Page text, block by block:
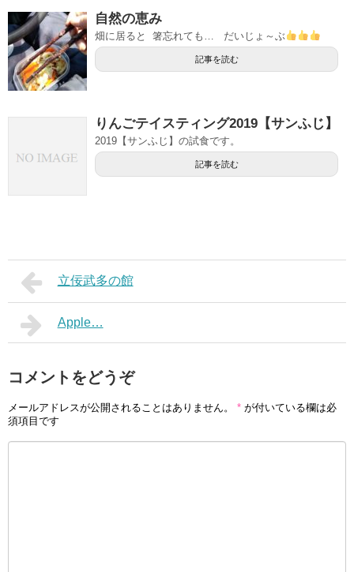
自然の恵み
畑に居ると 箸忘れても… だいじょ～ぶ
記事を読む
りんごテイスティング2019【サンふじ】
2019【サンふじ】の試食です。
記事を読む
立佞武多の館
Apple…
コメントをどうぞ
メールアドレスが公開されることはありません。 * が付いている欄は必
須項目です